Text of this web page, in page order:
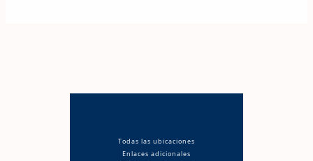
Todas las ubicaciones
Enlaces adicionales